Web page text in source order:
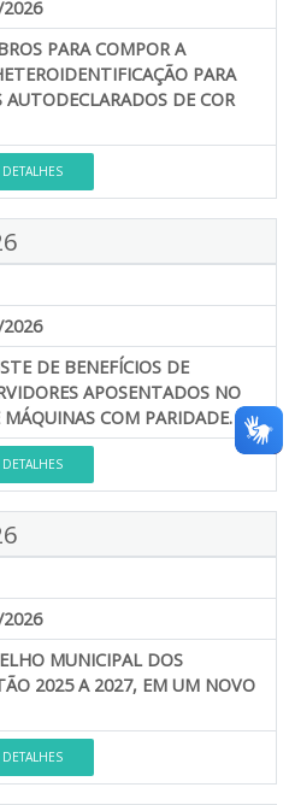
PARA COMPOR A
PARA
DE COR
DETALHES
DE BENEFÍCIOS DE
APOSENTADOS NO
COM PARIDADE.
DETALHES
MUNICIPAL DOS
2025 A 2027, EM UM NOVO
DETALHES